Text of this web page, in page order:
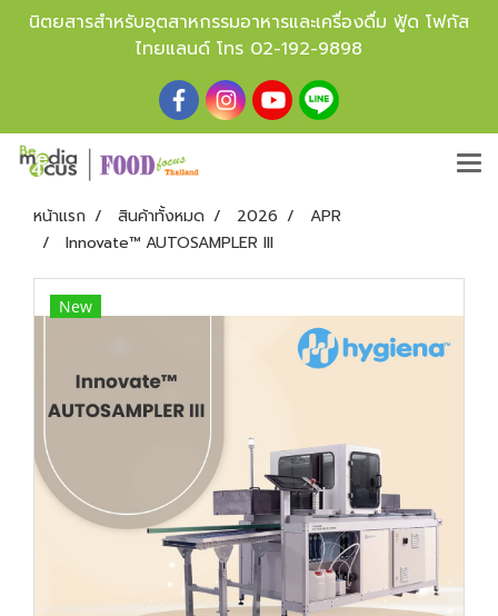
นิตยสารสำหรับอุตสาหกรรมอาหารและเครื่องดื่ม ฟู้ด โฟกัส
ไทยแลนด์ โทร 02-192-9898
หน้าแรก สินค้าทั้งหมด 2026
APR
Innovate™ AUTOSAMPLER III
New